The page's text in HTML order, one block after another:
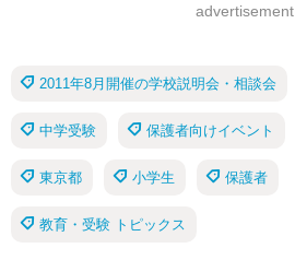
advertisement
2011年8月開催の学校説明会・相談会
中学受験 保護者向けイベント
東京都 小学生 保護者
教育・受験 トピックス